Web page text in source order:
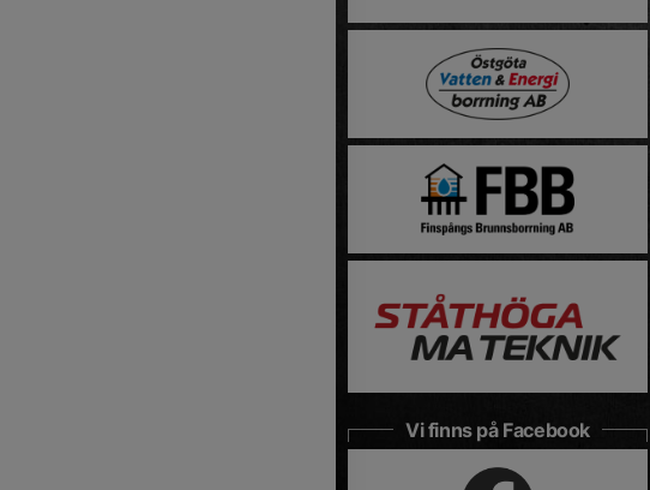
Vi finns på Facebook